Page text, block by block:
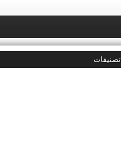
تصنيفات